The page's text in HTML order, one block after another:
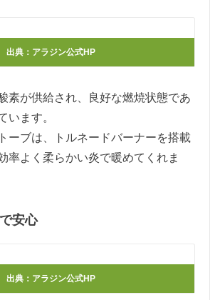
出典：アラジン公式HP
素が供給され、良好な燃焼状態であ
います。
ーブは、トルネードバーナーを搭載
率よく柔らかい炎で暖めてくれま
安心
出典：アラジン公式HP